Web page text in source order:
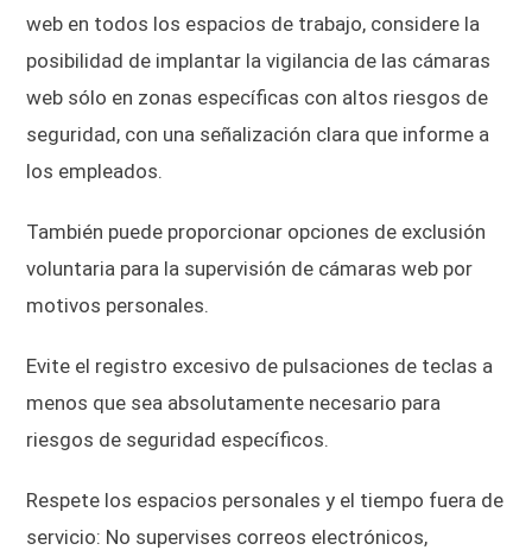
web en todos los espacios de trabajo, considere la
posibilidad de implantar la vigilancia de las cámaras
web sólo en zonas específicas con altos riesgos de
seguridad, con una señalización clara que informe a
los empleados.
También puede proporcionar opciones de exclusión
voluntaria para la supervisión de cámaras web por
motivos personales.
Evite el registro excesivo de pulsaciones de teclas a
menos que sea absolutamente necesario para
riesgos de seguridad específicos.
Respete los espacios personales y el tiempo fuera de
servicio: No supervises correos electrónicos,